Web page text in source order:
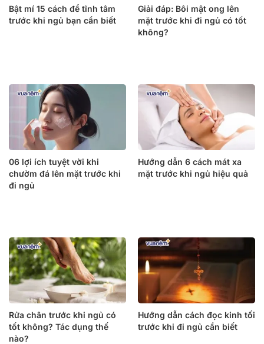
Bật mí 15 cách để tĩnh tâm
trước khi ngủ bạn cần biết
Giải đáp: Bôi mật ong lên
mặt trước khi đi ngủ có tốt
không?
06 lợi ích tuyệt vời khi
chườm đá lên mặt trước khi
đi ngủ
Hướng dẫn 6 cách mát xa
mặt trước khi ngủ hiệu quả
Rửa chân trước khi ngủ có
tốt không? Tác dụng thế
nào?
Hướng dẫn cách đọc kinh tối
trước khi đi ngủ cần biết